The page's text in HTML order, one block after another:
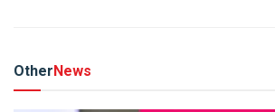
OtherNews